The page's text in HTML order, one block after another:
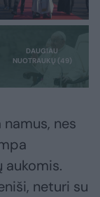
nes
aukomis.
neturi su